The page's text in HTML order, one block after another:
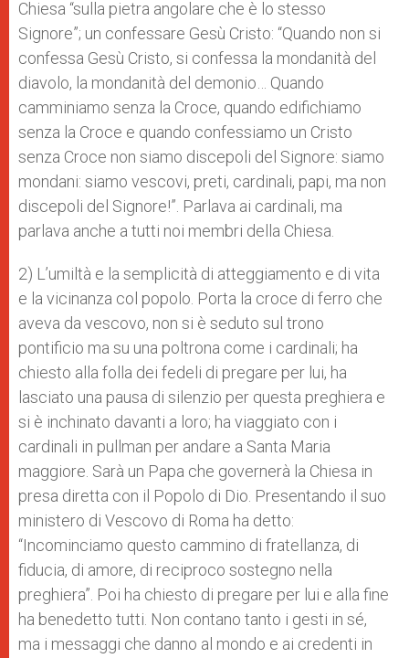
Chiesa “sulla pietra angolare che è lo stesso
Signore”; un confessare Gesù Cristo: “Quando non si
confessa Gesù Cristo, si confessa la mondanità del
diavolo, la mondanità del demonio… Quando
camminiamo senza la Croce, quando edifichiamo
senza la Croce e quando confessiamo un Cristo
senza Croce non siamo discepoli del Signore: siamo
mondani: siamo vescovi, preti, cardinali, papi, ma non
discepoli del Signore!”. Parlava ai cardinali, ma
parlava anche a tutti noi membri della Chiesa.
2) L’umiltà e la semplicità di atteggiamento e di vita
e la vicinanza col popolo. Porta la croce di ferro che
aveva da vescovo, non si è seduto sul trono
pontificio ma su una poltrona come i cardinali; ha
chiesto alla folla dei fedeli di pregare per lui, ha
lasciato una pausa di silenzio per questa preghiera e
si è inchinato davanti a loro; ha viaggiato con i
cardinali in pullman per andare a Santa Maria
maggiore. Sarà un Papa che governerà la Chiesa in
presa diretta con il Popolo di Dio. Presentando il suo
ministero di Vescovo di Roma ha detto:
“Incominciamo questo cammino di fratellanza, di
fiducia, di amore, di reciproco sostegno nella
preghiera”. Poi ha chiesto di pregare per lui e alla fine
ha benedetto tutti. Non contano tanto i gesti in sé,
ma i messaggi che danno al mondo e ai credenti in